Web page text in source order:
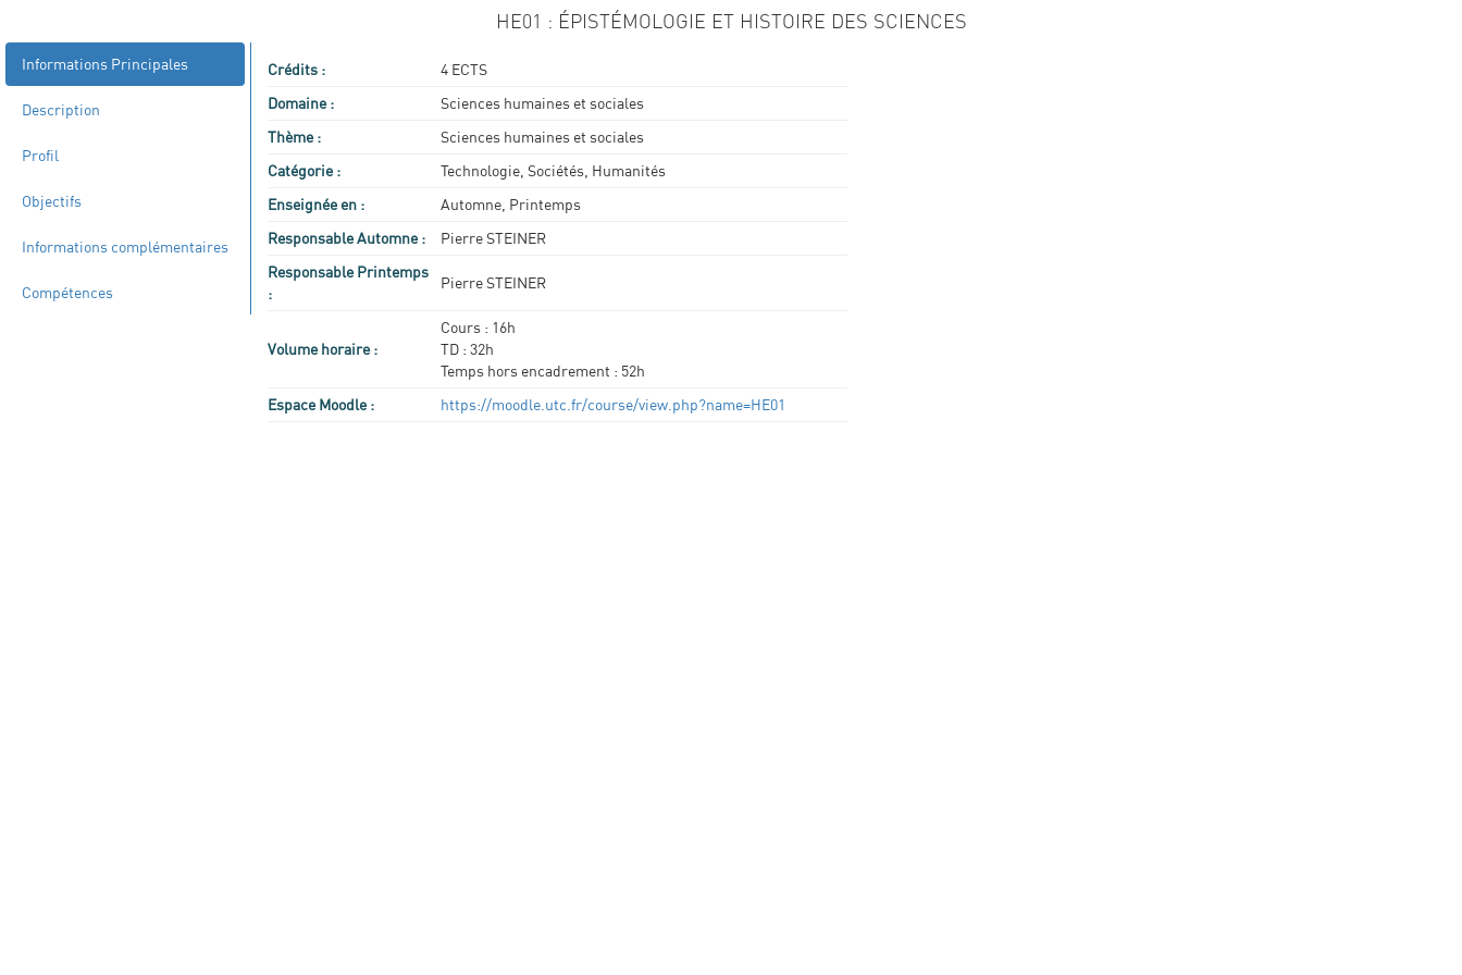
HE01 : ÉPISTÉMOLOGIE ET HISTOIRE DES SCIENCES
Informations Principales
Description
Profil
Objectifs
Informations complémentaires
Compétences
Crédits :
4 ECTS
Domaine :
Sciences humaines et sociales
Thème :
Sciences humaines et sociales
Catégorie :
Technologie, Sociétés, Humanités
Enseignée en :
Automne, Printemps
Responsable Automne :
Pierre STEINER
Responsable Printemps
:
Pierre STEINER
Volume horaire :
Cours : 16h
TD : 32h
Temps hors encadrement : 52h
Espace Moodle :
https://moodle.utc.fr/course/view.php?name=HE01